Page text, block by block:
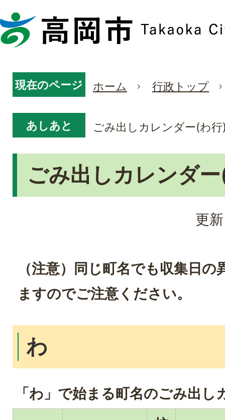
現在のページ ホーム 行政トップ
あしあと ごみ出しカレンダー(わ
ごみ出しカレンダ
更
（注意）同じ町名でも収集日
ますのでご注意ください。
わ
「わ」で始まる町名のごみ出し